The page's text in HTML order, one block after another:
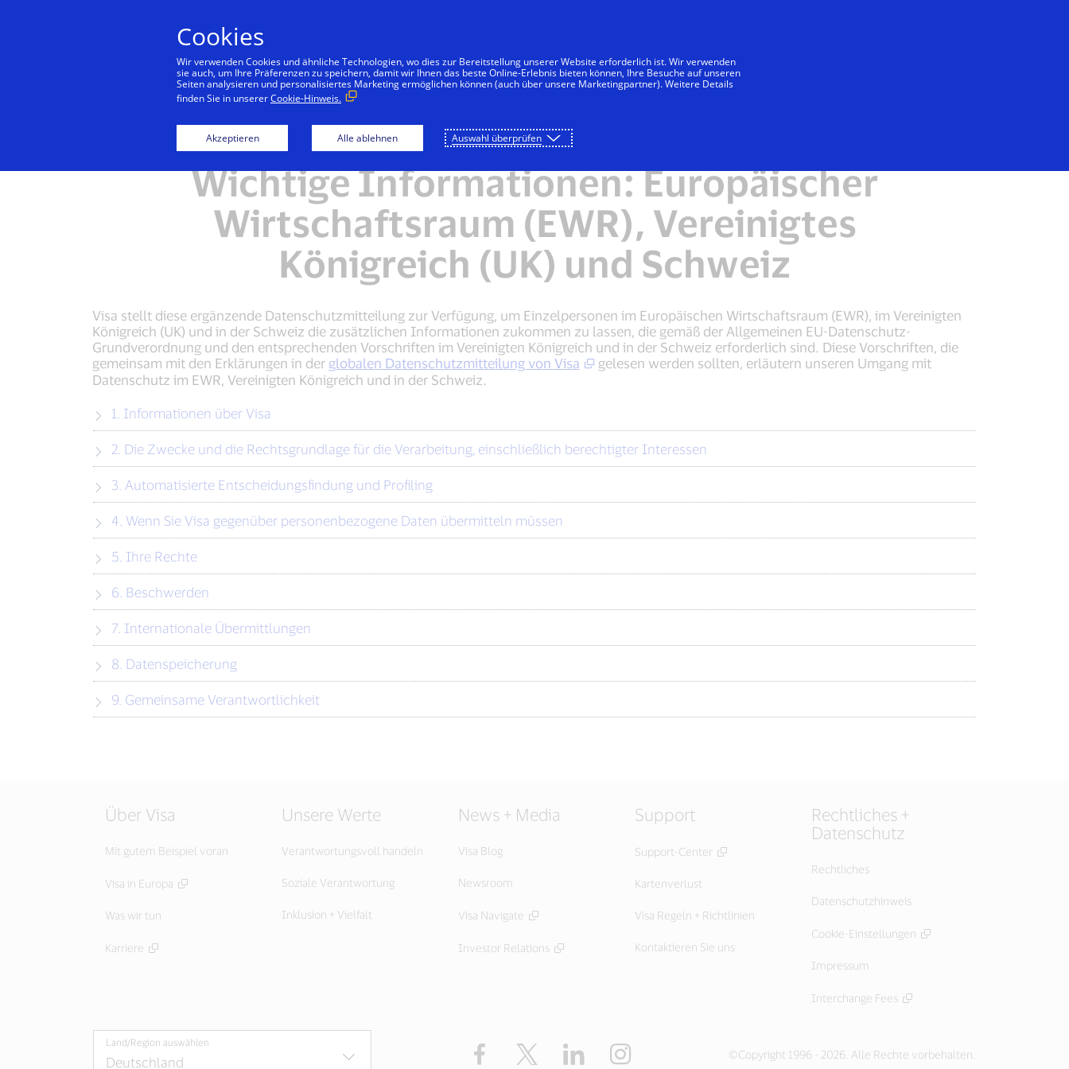
Wichtige Informationen: Europäischer
Wirtschaftsraum (EWR), Vereinigtes
Königreich (UK) und Schweiz
Visa stellt diese ergänzende Datenschutzmitteilung zur Verfügung, um Einzelpersonen im Europäischen Wirtschaftsraum (EWR), im Vereinigten
Königreich (UK) und in der Schweiz die zusätzlichen Informationen zukommen zu lassen, die gemäß der Allgemeinen EU-Datenschutz-
Grundverordnung und den entsprechenden Vorschriften im Vereinigten Königreich und in der Schweiz erforderlich sind. Diese Vorschriften, die
gemeinsam mit den Erklärungen in der globalen Datenschutzmitteilung von Visa
gelesen werden sollten, erläutern unseren Umgang mit
Datenschutz im EWR, Vereinigten Königreich und in der Schweiz.
1. Informationen über Visa
2. Die Zwecke und die Rechtsgrundlage für die Verarbeitung, einschließlich berechtigter Interessen
3. Automatisierte Entscheidungsfindung und Profiling
4. Wenn Sie Visa gegenüber personenbezogene Daten übermitteln müssen
5. Ihre Rechte
6. Beschwerden
7. Internationale Übermittlungen
8. Datenspeicherung
9. Gemeinsame Verantwortlichkeit
Über Visa
Mit gutem Beispiel voran
Visa in Europa
Was wir tun
Karriere
Unsere Werte
Verantwortungsvoll handeln
Soziale Verantwortung
Inklusion + Vielfalt
News + Media
Visa Blog
Newsroom
Visa Navigate
Investor Relations
Support
Support-Center
Kartenverlust
Visa Regeln + Richtlinien
Kontaktieren Sie uns
Rechtliches +
Datenschutz
Rechtliches
Datenschutzhinweis
Cookie-Einstellungen
Impressum
Interchange Fees
Land/Region auswählen Facebook Twitter LinkedIn ©Copyright 1996 - 2026. Alle Rechte vorbehalten.
Cookies
Wir verwenden Cookies und ähnliche Technologien, wo dies zur Bereitstellung unserer Website erforderlich ist. Wir verwenden
sie auch, um Ihre Präferenzen zu speichern, damit wir Ihnen das beste Online-Erlebnis bieten können, Ihre Besuche auf unseren
Seiten analysieren und personalisiertes Marketing ermöglichen können (auch über unsere Marketingpartner). Weitere Details
finden Sie in unsererCookie-Hinweis.
Akzeptieren Alle ablehnen Auswahl überprüfen